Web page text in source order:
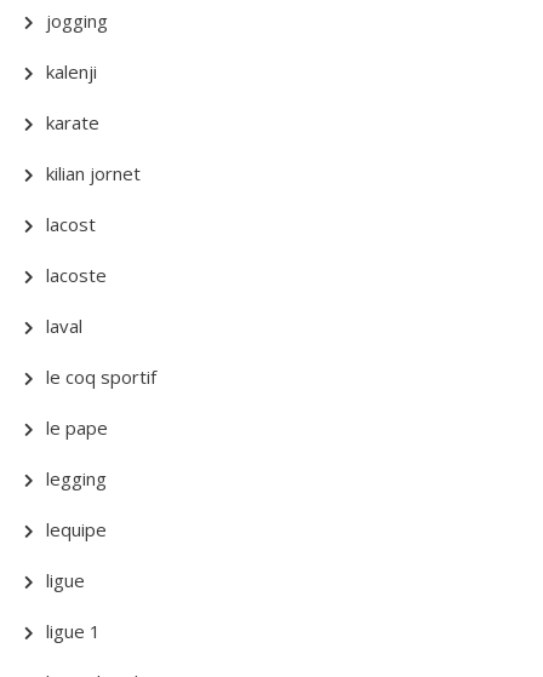
jogging
kalenji
karate
kilian jornet
lacost
lacoste
laval
le coq sportif
le pape
legging
lequipe
ligue
ligue 1